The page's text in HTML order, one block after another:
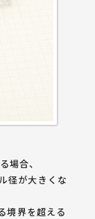
場合、
径が大きくな
境界を超える